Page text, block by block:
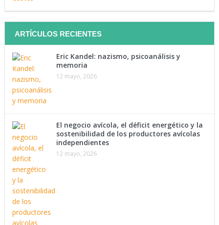
ARTÍCULOS RECIENTES
Eric Kandel: nazismo, psicoanálisis y
memoria
12 mayo, 2026
El negocio avícola, el déficit energético y la
sostenibilidad de los productores avícolas
independientes
12 mayo, 2026